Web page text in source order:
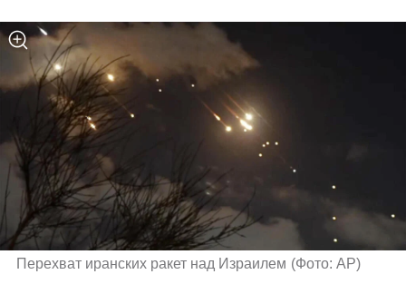
Перехват иранских ракет над Израилем (Фото: AP)